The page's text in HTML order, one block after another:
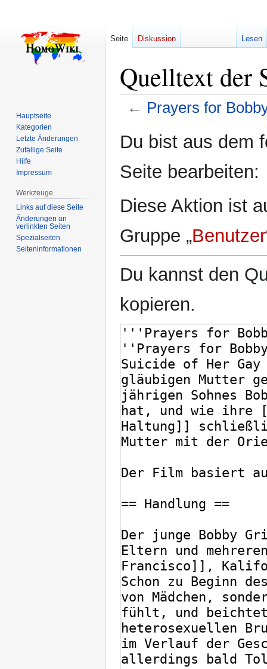
Quelltext der
← Prayers for
Navigation
Suche
Du bist aus dem
Seite bearbeiten:
Diese Aktion ist
Gruppe „Benutzer
Du kannst den
kopieren.
Seite Diskussion Lesen
Hauptseite
Kategorien
Letzte Änderungen
Zufällige Seite
Hilfe
Impressum
Werkzeuge
Links auf diese Seite
Änderungen an
verlinkten Seiten
Spezialseiten
Seiten­­informationen